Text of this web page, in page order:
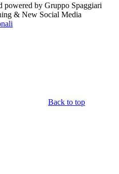
powered by Gruppo Spaggiari
& New Social Media
Back to top